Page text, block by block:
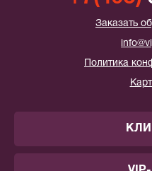
Заказать
Политика